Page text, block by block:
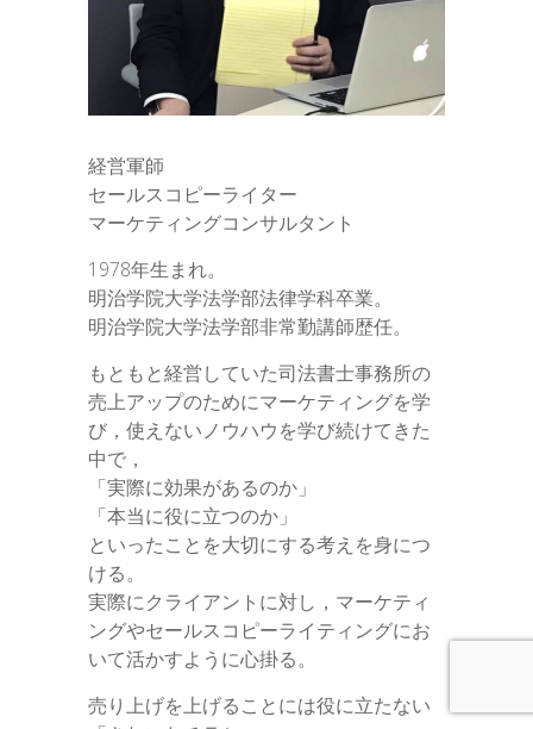
経営軍師
セールスコピーライター
マーケティングコンサルタント
1978年生まれ。
明治学院大学法学部法律学科卒業。
明治学院大学法学部非常勤講師歴任。
もともと経営していた司法書士事務所の
売上アップのためにマーケティングを学
び，使えないノウハウを学び続けてきた
中で，
「実際に効果があるのか」
「本当に役に立つのか」
といったことを大切にする考えを身につ
ける。
実際にクライアントに対し，マーケティ
ングやセールスコピーライティングにお
いて活かすように心掛る。
売り上げを上げることには役に立たない